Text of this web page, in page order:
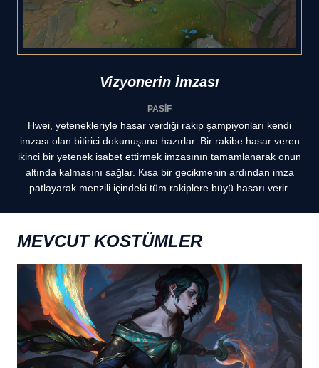
Vizyonerin İmzası
PASİF
Hwei, yetenekleriyle hasar verdiği rakip şampiyonları kendi
imzası olan bitirici dokunuşuna hazırlar. Bir rakibe hasar veren
ikinci bir yetenek isabet ettirmek imzasının tamamlanarak onun
altında kalmasını sağlar. Kısa bir gecikmenin ardından imza
patlayarak menzili içindeki tüm rakiplere büyü hasarı verir.
MEVCUT KOSTÜMLER